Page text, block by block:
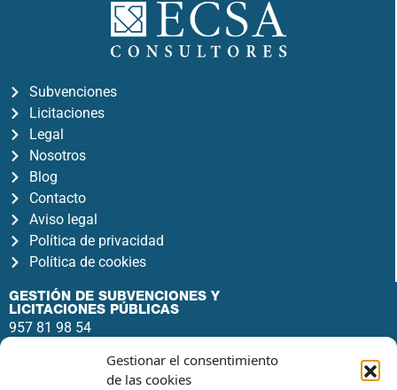
Gestionar el consentimiento
de las cookies
Subvenciones
Licitaciones
Legal
Nosotros
Blog
Contacto
Aviso legal
Política de privacidad
Política de cookies
GESTIÓN DE SUBVENCIONES Y
LICITACIONES PÚBLICAS
957 81 98 54
Av. del Gran Capitán, 46, 4º1, Noroeste,